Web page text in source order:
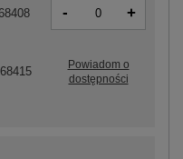
- +
Powiadom o
dostępności